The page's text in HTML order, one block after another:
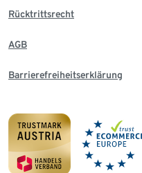
Rücktrittsrecht
AGB
Barrierefreiheitserklärung